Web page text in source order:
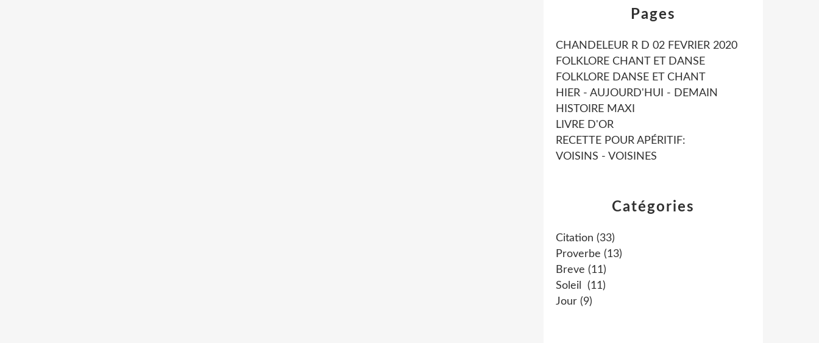
Catégories
Citation (33)
Proverbe (13)
Breve (11)
Soleil
(11)
Jour (9)
Pages
CHANDELEUR R D 02 FEVRIER 2020
FOLKLORE CHANT ET DANSE
FOLKLORE DANSE ET CHANT
HIER - AUJOURD'HUI - DEMAIN
HISTOIRE MAXI
LIVRE D'OR
RECETTE POUR APÉRITIF:
VOISINS - VOISINES